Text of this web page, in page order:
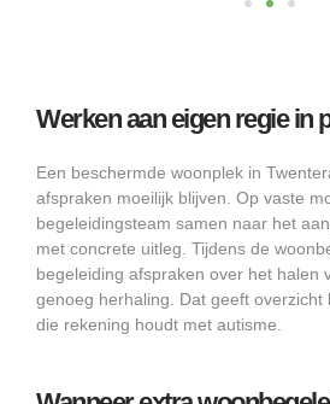
Werken aan eigen regie in
Een beschermde woonplek in
afspraken moeilijk blijven. Op vaste
begeleidingsteam samen naar het
met concrete uitleg. Tijdens de
begeleiding afspraken over het halen
genoeg herhaling. Dat geeft overzicht
die rekening houdt met autisme.